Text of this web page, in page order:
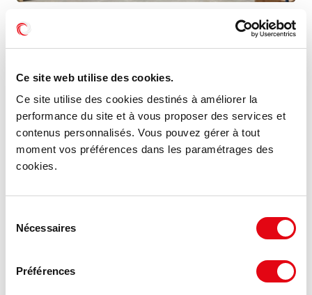
Ce site web utilise des cookies.
Ce site utilise des cookies destinés à améliorer la
performance du site et à vous proposer des services et
contenus personnalisés. Vous pouvez gérer à tout
moment vos préférences dans les paramétrages des
cookies.
Nécessaires
Préférences
Vente Activités Entrepôts CHAMBRAY LES
TOURS
544 m²
1 140 €